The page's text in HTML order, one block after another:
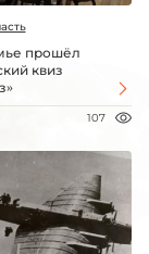
прошёл
квиз
107